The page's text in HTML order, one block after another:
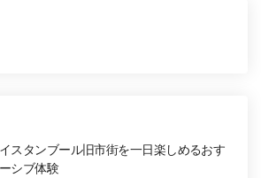
スタンブール旧市街を一日楽しめるおす
シブ体験